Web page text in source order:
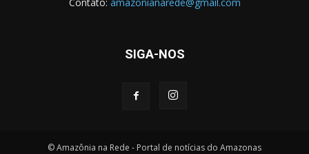
Contato: amazonianarede@gmail.com
SIGA-NOS
© Amazônia na Rede - Portal de notícias do Amazonas